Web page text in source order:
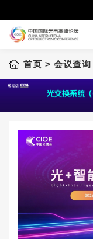
首页
CIOE首页
会议查询
赞助机会
申请成为演讲嘉宾
首页 > 会议查询